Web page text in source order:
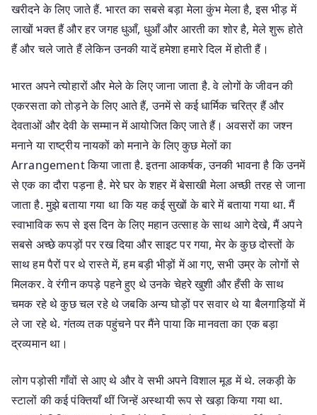
खरीदने के लिए जाते हैं. भारत का सबसे बड़ा मेला कुंभ मेला है, इस भीड़ में
लाखों भक्त हैं और हर जगह धुआँ, धुआँ और आरती का शोर है, मेले शुरू होते
हैं और चले जाते हैं लेकिन उनकी यादें हमेशा हमारे दिल में होती हैं।
भारत अपने त्योहारों और मेले के लिए जाना जाता है. वे लोगों के जीवन की
एकरसता को तोड़ने के लिए आते हैं, उनमें से कई धार्मिक चरित्र हैं और
देवताओं और देवी के सम्मान में आयोजित किए जाते हैं। अवसरों का जश्न
मनाने या राष्ट्रीय नायकों को मनाने के लिए कुछ मेलों का
Arrangement किया जाता है. इतना आकर्षक, उनकी भावना है कि उनमें
से एक का दौरा पड़ना है. मेरे घर के शहर में बेसाखी मेला अच्छी तरह से जाना
जाता है. मुझे बताया गया था कि यह कई सुखों के बारे में बताया गया था. मैं
स्वाभाविक रूप से इस दिन के लिए महान उत्साह के साथ आगे देखे, मैं अपने
सबसे अच्छे कपड़ों पर रख दिया और साइट पर गया, मेर के कुछ दोस्तों के
साथ हम पैरों पर थे रास्ते में, हम बड़ी भीड़ों में आ गए, सभी उम्र के लोगों से
मिलकर. वे रंगीन कपड़े पहने हुए थे उनके चेहरे खुशी और हँसी के साथ
चमक रहे थे कुछ चल रहे थे जबकि अन्य घोड़ों पर सवार थे या बैलगाड़ियों में
ले जा रहे थे. गंतव्य तक पहुंचने पर मैंने पाया कि मानवता का एक बड़ा
द्रव्यमान था।
लोग पड़ोसी गाँवों से आए थे और वे सभी अपने विशाल मूड में थे. लकड़ी के
स्टालों की कई पंक्तियाँ थीं जिन्हें अस्थायी रूप से खड़ा किया गया था.